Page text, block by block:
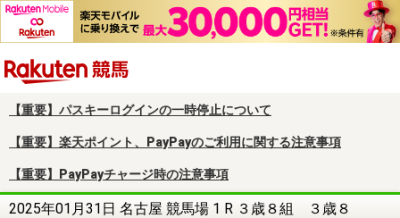
【重要】パスキーログインの一時停止について
【重要】楽天ポイント、PayPayのご利用に関する注意事項
【重要】PayPayチャージ時の注意事項
2025年01月31日 名古屋 競馬場 1 R ３歳８組 ３歳８